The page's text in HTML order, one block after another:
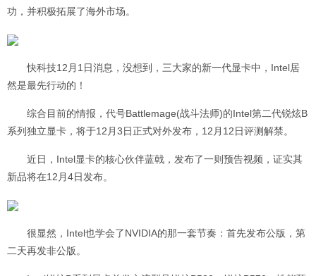
功，并积极拓展了海外市场。
快科技12月1日消息，没想到，三大家的新一代显卡中，Intel居
然是最先行动的！
综合目前的情报，代号Battlemage(战斗法师)的Intel第二代锐炫B
系列独立显卡，将于12月3日正式对外发布，12月12日评测解禁。
近日，Intel显卡的核心伙伴蓝戟，发布了一则预告视频，证实其
新品将在12月4日发布。
很显然，Intel也学会了NVIDIA的那一套节奏：首先发布公版，第
二天再发非公版。